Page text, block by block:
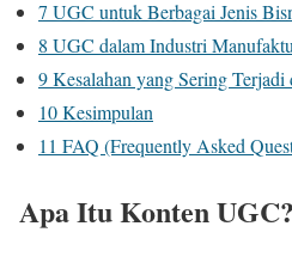
7 UGC untuk Berbagai Jenis
8 UGC dalam Industri
9Kesalahan yang Sering
10Kesimpulan
11 FAQ (Frequently Asked
Apa Itu Konten UGC?